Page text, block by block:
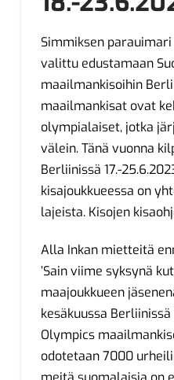
Simmiksen parauimari
valittu edustamaan
maailmankisoihin
maailmankisat ovat
olympialaiset, jotka
välein. Tänä vuonna
Berliinissä 17.-
kisajoukkueessa on
lajeista. Kisojen
Alla Inkan mietteitä
’Sain viime syksynä
maajoukkueen
kesäkuussa
Olympics
odotetaan 7000